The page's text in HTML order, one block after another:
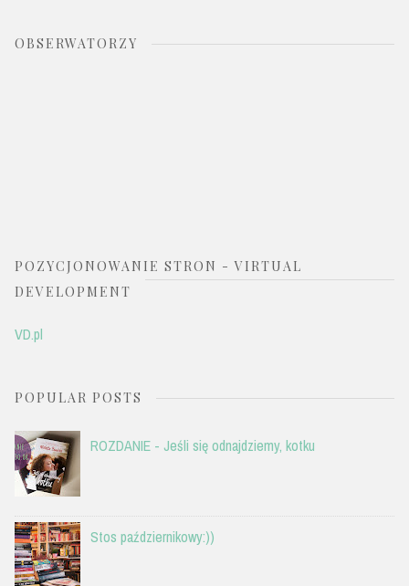
OBSERWATORZY
POZYCJONOWANIE STRON - VIRTUAL
DEVELOPMENT
VD.pl
POPULAR POSTS
ROZDANIE - Jeśli się odnajdziemy, kotku
Stos październikowy:))